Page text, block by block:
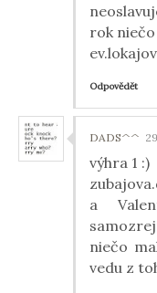
rok
Odpovědět
DADS^^
výhra 1 :)
a
niečo
vedu z